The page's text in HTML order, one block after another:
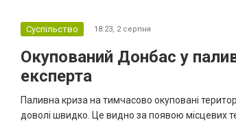
Суспільство 18:23, 2 серпня
Окупований Донбас у
експерта
Паливна криза на тимчасово окуповані
доволі швидко. Це видно за появою місцевих